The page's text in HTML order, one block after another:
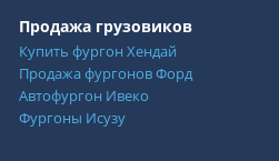
Продажа грузовиков
Купить фургон Хендай
Продажа фургонов Форд
Автофургон Ивеко
Фургоны Исузу